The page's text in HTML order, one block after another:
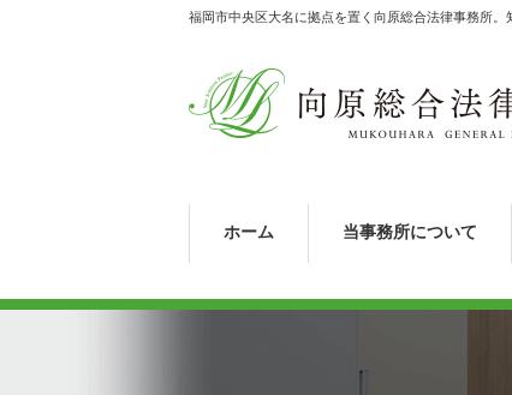
福岡市中央区大名に拠点を置く向原総合法律事務所
ホーム 当事務所について